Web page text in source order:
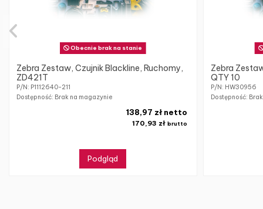
Obecnie brak na stanie
Zebra Zestaw, Czujnik Blackline, Ruchomy,
ZD421T
P/N: P1112640-211
Dostępność: Brak na magazynie
170,93 złbrutto
138,97 zł netto
Podgląd
Zebra
QTY 10
P/N: HW30956
Dostępność: